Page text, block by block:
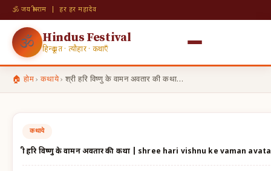
🕉 जय श्री राम | हर हर महादेव
🕉 Hindus Festival
हिन्दू व्रत · त्यौहार · कथाएँ
🏠 होम› कथाये› श्री हरि विष्णु के वामन अवतार की कथा…
कथाये
श्री हरि विष्णु के वामन अवतार की कथा | shree hari vishnu ke vaman